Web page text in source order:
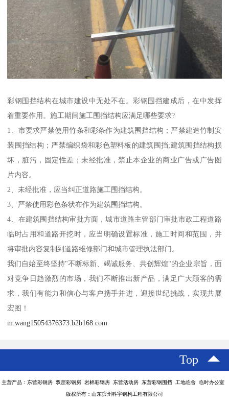
彩钢围挡结构在城市建设中无处不在。彩钢围挡建成后，在中发挥
着重要作用。施工期间施工围挡结构应满足哪些要求?
1、市要求严禁使用竹条和彩条作为建筑围挡结构；严禁建造竹制安
装围挡结构；严禁编织袋和彩色塑料板的建筑围挡;建筑围挡结构损
坏，脏污，固定性差；未经批准，禁止本企业的商业广告或广告图
片内容。
2、未经批准，应当纠正道路施工围挡结构。
3、严禁使用彩色条状布作为建筑围挡结构。
4、在建筑围挡结构审批方面，城市道路主管部门审批市政工程道路
临时占用和道路开挖时，应当明确设置标准，施工时间和范围，并
将审批内容复制到道路维修部门和城市管理执法部门。
我们自始至终坚持"不断标新、竭诚服务、共创辉煌"的企业宗旨，面
对竞争日趋激烈的市场，我们不断推出新产品，满足广大顾客的需
求，我们有能力和信心与客户携手并进，迎接世纪挑战，实现共展
宏图！
m.wang15054376373.b2b168.com
Top
主营产品：东营彩钢房 双层彩钢房 岩棉彩钢房 东营活动房 东营彩钢围挡 工地临舍 临时办公室
版权所有：山东滨州科宇钢构工程有限公司